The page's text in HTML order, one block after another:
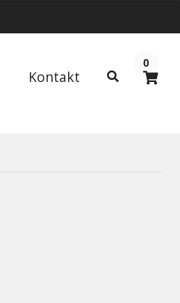
Kontakt
Søg
0